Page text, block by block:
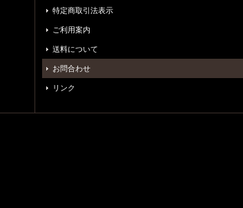
特定商取引法表示
ご利用案内
送料について
お問合わせ
リンク